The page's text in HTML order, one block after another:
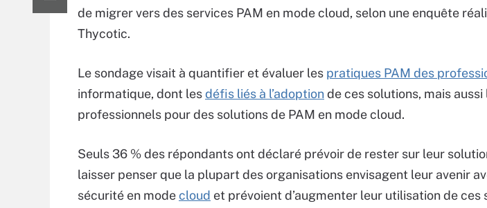
de migrer vers des services PAM en mode cloud, selon une enquête
Thycotic.
Le sondage visait à quantifier et évaluer les pratiques PAM des
informatique, dont lesdéfis liés à l’adoptionde ces solutions, mais aussi
professionnels pour des solutions de PAM en mode cloud.
Seuls 36 % des répondants ont déclaré prévoir de rester sur leur
laisser penser que la plupart des organisations envisagent leur avenir
sécurité en modecloud et prévoient d’augmenter leur utilisation de ces